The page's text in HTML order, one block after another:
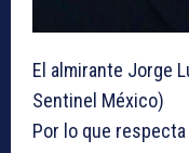
El almirante Jorge
Sentinel México)
Por lo que